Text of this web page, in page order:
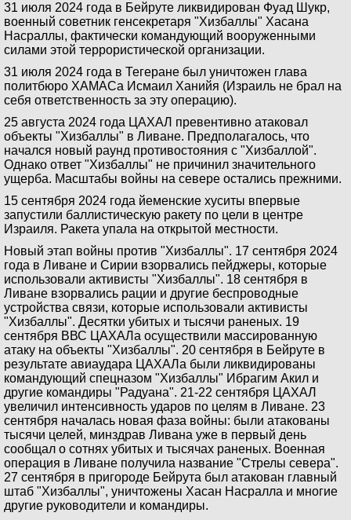
31 июля 2024 года в Бейруте ликвидирован Фуад Шукр,
военный советник генсекретаря "Хизбаллы" Хасана
Насраллы, фактически командующий вооруженными
силами этой террористической организации.
31 июля 2024 года в Тегеране был уничтожен глава
политбюро ХАМАСа Исмаил Ханийя (Израиль не брал на
себя ответственность за эту операцию).
25 августа 2024 года ЦАХАЛ превентивно атаковал
объекты "Хизбаллы" в Ливане. Предполагалось, что
начался новый раунд противостояния с "Хизбаллой".
Однако ответ "Хизбаллы" не причинил значительного
ущерба. Масштабы войны на севере остались прежними.
15 сентября 2024 года йеменские хуситы впервые
запустили баллистическую ракету по цели в центре
Израиля. Ракета упала на открытой местности.
Новый этап войны против "Хизбаллы". 17 сентября 2024
года в Ливане и Сирии взорвались пейджеры, которые
использовали активисты "Хизбаллы". 18 сентября в
Ливане взорвались рации и другие беспроводные
устройства связи, которые использовали активисты
"Хизбаллы". Десятки убитых и тысячи раненых. 19
сентября ВВС ЦАХАЛа осуществили массированную
атаку на объекты "Хизбаллы". 20 сентября в Бейруте в
результате авиаудара ЦАХАЛа были ликвидированы
командующий спецназом "Хизбаллы" Ибрагим Акил и
другие командиры "Радуана". 21-22 сентября ЦАХАЛ
увеличил интенсивность ударов по целям в Ливане. 23
сентября началась новая фаза войны: были атакованы
тысячи целей, минздрав Ливана уже в первый день
сообщал о сотнях убитых и тысячах раненых. Военная
операция в Ливане получила название "Стрелы севера".
27 сентября в пригороде Бейрута был атакован главный
штаб "Хизбаллы", уничтожены Хасан Насралла и многие
другие руководители и командиры.